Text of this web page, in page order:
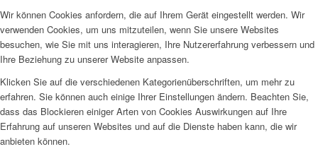
Wir können Cookies anfordern, die auf Ihrem Gerät eingestellt werden. Wir
verwenden Cookies, um uns mitzuteilen, wenn Sie unsere Websites
besuchen, wie Sie mit uns interagieren, Ihre Nutzererfahrung verbessern und
Ihre Beziehung zu unserer Website anpassen.
Klicken Sie auf die verschiedenen Kategorienüberschriften, um mehr zu
erfahren. Sie können auch einige Ihrer Einstellungen ändern. Beachten Sie,
dass das Blockieren einiger Arten von Cookies Auswirkungen auf Ihre
Erfahrung auf unseren Websites und auf die Dienste haben kann, die wir
anbieten können.